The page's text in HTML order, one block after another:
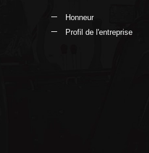
Honneur
Profil de l'entreprise